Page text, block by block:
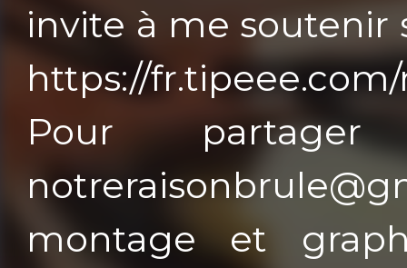
invite à me soutenir
https://
Pour
montage et